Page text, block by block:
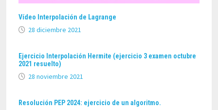
Vídeo Interpolación de Lagrange
28 diciembre 2021
Ejercicio Interpolación Hermite (ejercicio 3 examen octubre
2021 resuelto)
28 noviembre 2021
Resolución PEP 2024: ejercicio de un algoritmo.